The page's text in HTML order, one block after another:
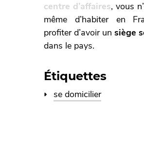
centre d’affaires, vous
même d’habiter en
profiter d’avoir un siège
dans le pays.
Étiquettes
se domicilier